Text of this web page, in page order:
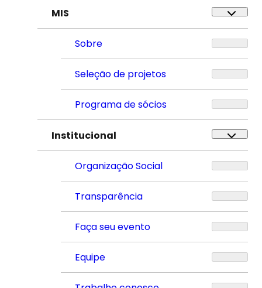
MIS
Sobre
Seleção de projetos
Programa de sócios
Institucional
Organização Social
Transparência
Faça seu evento
Equipe